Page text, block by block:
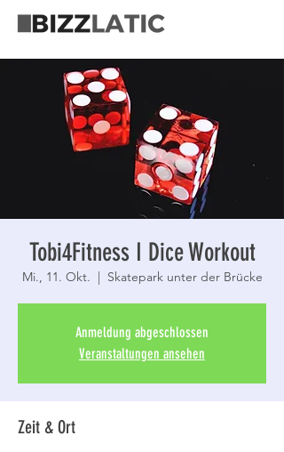
Tobi4Fitness I Dice Workout
Mi., 11. Okt.
  |
Skatepark unter der Brücke
Anmeldung abgeschlossen
Veranstaltungen ansehen
Zeit & Ort